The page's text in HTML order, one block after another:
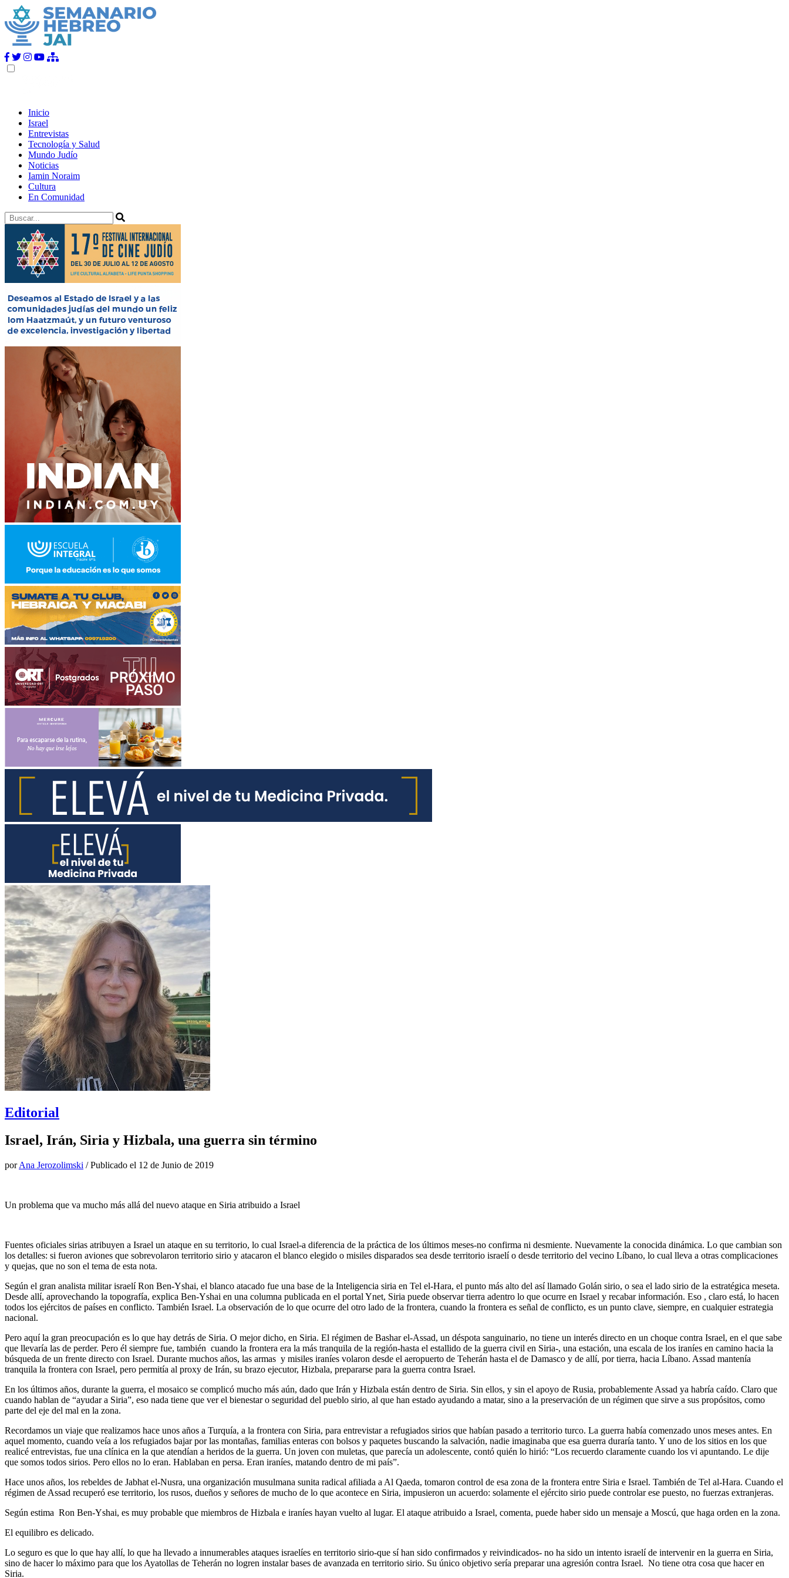
Inicio
Israel
Entrevistas
Tecnología y Salud
Mundo Judío
Noticias
Iamin Noraim
Cultura
En Comunidad
Editorial
Israel, Irán, Siria y Hizbala, una guerra sin término
porAna Jerozolimski / Publicado el 12 de Junio de 2019
Un problema que va mucho más allá del nuevo ataque en Siria atribuido a Israel
Fuentes oficiales sirias atribuyen a Israel un ataque en su territorio, lo cual Israel-a diferencia de la práctica de los últimos meses-no confirma ni desmiente. Nuevamente la conocida dinámica. Lo que cambian son
los detalles: si fueron aviones que sobrevolaron territorio sirio y atacaron el blanco elegido o misiles disparados sea desde territorio israelí o desde territorio del vecino Líbano, lo cual lleva a otras complicaciones
y quejas, que no son el tema de esta nota.
Según el gran analista militar israelí Ron Ben-Yshai, el blanco atacado fue una base de la Inteligencia siria en Tel el-Hara, el punto más alto del así llamado Golán sirio, o sea el lado sirio de la estratégica meseta.
Desde allí, aprovechando la topografía, explica Ben-Yshai en una columna publicada en el portal Ynet, Siria puede observar tierra adentro lo que ocurre en Israel y recabar información. Eso , claro está, lo hacen
todos los ejércitos de países en conflicto. También Israel. La observación de lo que ocurre del otro lado de la frontera, cuando la frontera es señal de conflicto, es un punto clave, siempre, en cualquier estrategia
nacional.
Pero aquí la gran preocupación es lo que hay detrás de Siria. O mejor dicho, en Siria. El régimen de Bashar el-Assad, un déspota sanguinario, no tiene un interés directo en un choque contra Israel, en el que sabe
que llevaría las de perder. Pero él siempre fue, también cuando la frontera era la más tranquila de la región-hasta el estallido de la guerra civil en Siria-, una estación, una escala de los iraníes en camino hacia la
búsqueda de un frente directo con Israel. Durante muchos años, las armas y misiles iraníes volaron desde el aeropuerto de Teherán hasta el de Damasco y de allí, por tierra, hacia Líbano. Assad mantenía
tranquila la frontera con Israel, pero permitía al proxy de Irán, su brazo ejecutor, Hizbala, prepararse para la guerra contra Israel.
En los últimos años, durante la guerra, el mosaico se complicó mucho más aún, dado que Irán y Hizbala están dentro de Siria. Sin ellos, y sin el apoyo de Rusia, probablemente Assad ya habría caído. Claro que
cuando hablan de “ayudar a Siria”, eso nada tiene que ver el bienestar o seguridad del pueblo sirio, al que han estado ayudando a matar, sino a la preservación de un régimen que sirve a sus propósitos, como
parte del eje del mal en la zona.
Recordamos un viaje que realizamos hace unos años a Turquía, a la frontera con Siria, para entrevistar a refugiados sirios que habían pasado a territorio turco. La guerra había comenzado unos meses antes. En
aquel momento, cuando veía a los refugiados bajar por las montañas, familias enteras con bolsos y paquetes buscando la salvación, nadie imaginaba que esa guerra duraría tanto. Y uno de los sitios en los que
realicé entrevistas, fue una clínica en la que atendían a heridos de la guerra. Un joven con muletas, que parecía un adolescente, contó quién lo hirió: “Los recuerdo claramente cuando los vi apuntando. Le dije
que somos todos sirios. Pero ellos no lo eran. Hablaban en persa. Eran iraníes, matando dentro de mi país”.
Hace unos años, los rebeldes de Jabhat el-Nusra, una organización musulmana sunita radical afiliada a Al Qaeda, tomaron control de esa zona de la frontera entre Siria e Israel. También de Tel al-Hara. Cuando el
régimen de Assad recuperó ese territorio, los rusos, dueños y señores de mucho de lo que acontece en Siria, impusieron un acuerdo: solamente el ejército sirio puede controlar ese puesto, no fuerzas extranjeras.
Según estima Ron Ben-Yshai, es muy probable que miembros de Hizbala e iraníes hayan vuelto al lugar. El ataque atribuido a Israel, comenta, puede haber sido un mensaje a Moscú, que haga orden en la zona.
El equilibro es delicado.
Lo seguro es que lo que hay allí, lo que ha llevado a innumerables ataques israelíes en territorio sirio-que sí han sido confirmados y reivindicados- no ha sido un intento israelí de intervenir en la guerra en Siria,
sino de hacer lo máximo para que los Ayatollas de Teherán no logren instalar bases de avanzada en territorio sirio. Su único objetivo sería preparar una agresión contra Israel. No tiene otra cosa que hacer en
Siria.